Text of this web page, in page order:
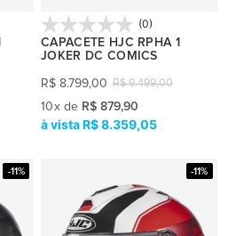
(0)
CAPACETE HJC RPHA 1
JOKER DC COMICS
R$ 9.499,00
R$ 8.799,00
10x de R$ 879,90
R$ 8.359,05
-11% -11%